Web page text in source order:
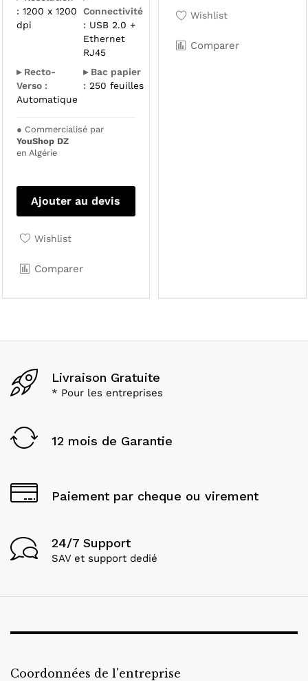
: 1200 x 1200
dpi
Connectivité
: USB 2.0 +
Ethernet
RJ45
▸ Recto-
Verso :
Automatique
▸ Bac papier
: 250 feuilles
● Commercialisé par
YouShop DZ
en Algérie
Ajouter au devis
Wishlist
Comparer
Wishlist
Comparer
Livraison Gratuite
* Pour les entreprises
12 mois de Garantie
Paiement par cheque ou virement
24/7 Support
SAV et support dedié
Coordonnées de l'entreprise